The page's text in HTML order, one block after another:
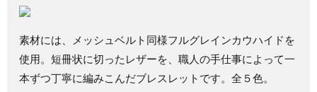
素材には、メッシュベルト同様フルグレインカウハイドを
使用。短冊状に切ったレザーを、職人の手仕事によって一
本ずつ丁寧に編みこんだブレスレットです。全５色。